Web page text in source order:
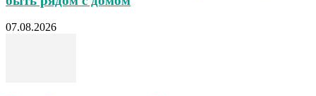
07.08.2026